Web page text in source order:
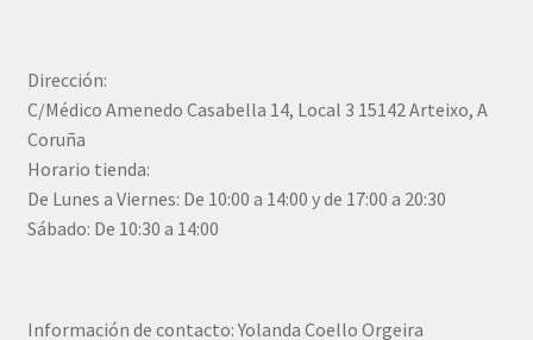
Dirección:
C/Médico Amenedo Casabella 14, Local 3 15142 Arteixo, A
Coruña
Horario tienda:
De Lunes a Viernes: De 10:00 a 14:00 y de 17:00 a 20:30
Sábado: De 10:30 a 14:00
Información de contacto: Yolanda Coello Orgeira